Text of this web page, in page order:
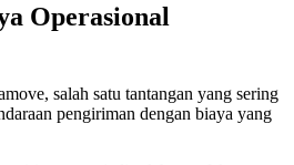
Operasional
salah satu tantangan yang sering
pengiriman dengan biaya yang